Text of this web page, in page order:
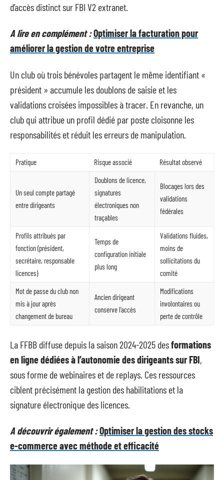
d’accès distinct sur FBI V2 extranet.
A lire en complément :Optimiser la facturation pour
améliorer la gestion de votre entreprise
Un club où trois bénévoles partagent le même identifiant «
président » accumule les doublons de saisie et les
validations croisées impossibles à tracer. En revanche, un
club qui attribue un profil dédié par poste cloisonne les
responsabilités et réduit les erreurs de manipulation.
Pratique Risque associé Résultat observé
Un seul compte partagé
entre dirigeants
Doublons de licence,
signatures
électroniques non
traçables
Blocages lors des
validations
fédérales
Profils attribués par
fonction (président,
secrétaire, responsable
licences)
Temps de
configuration initiale
plus long
Validations fluides,
moins de
sollicitations du
comité
Mot de passe du club non
mis à jour après
changement de bureau
Ancien dirigeant
conserve l’accès
Modifications
involontaires ou
perte de contrôle
La FFBB diffuse depuis la saison 2024-2025 desformations
en ligne dédiées à l’autonomie des dirigeants sur FBI,
sous forme de webinaires et de replays. Ces ressources
ciblent précisément la gestion des habilitations et la
signature électronique des licences.
A découvrir également :Optimiser la gestion des stocks
e-commerce avec méthode et efficacité